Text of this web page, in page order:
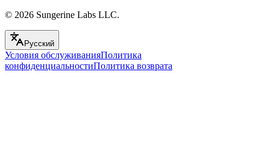
© 2026 Sungerine Labs LLC.
Русский
Условия обслуживанияПолитика
конфиденциальностиПолитика возврата